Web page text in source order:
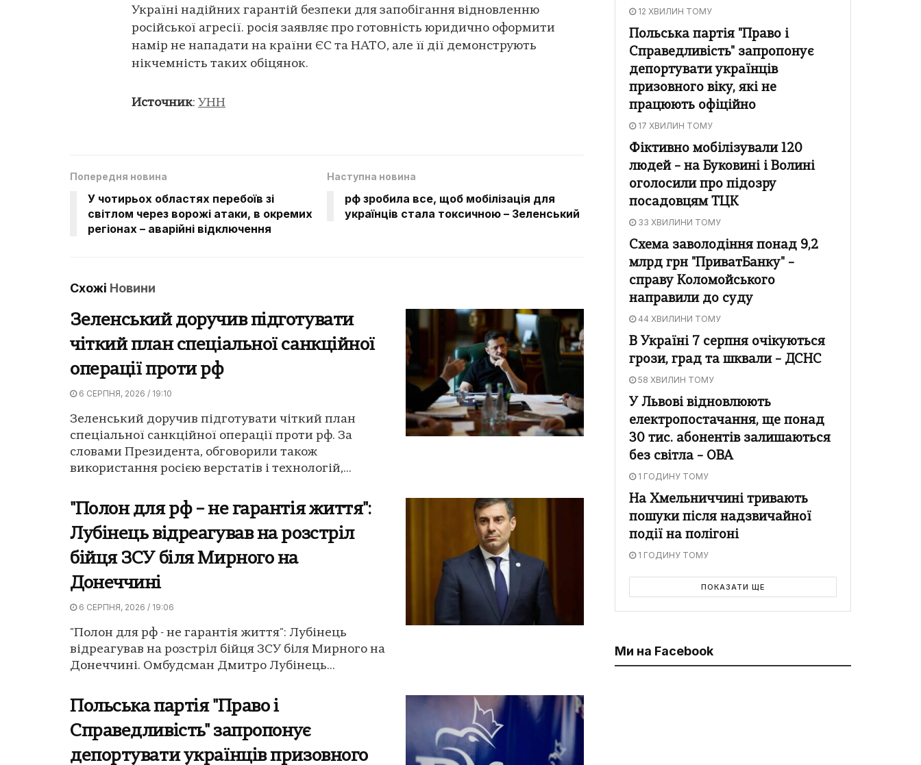
Україні надійних гарантій безпеки для запобігання відновленню
російської агресії. росія заявляє про готовність юридично оформити
намір не нападати на країни ЄС та НАТО, але її дії демонструють
нікчемність таких обіцянок.
Источник: УНН
Попередня новина
У чотирьох областях перебоїв зі
світлом через ворожі атаки, в окремих
регіонах – аварійні відключення
Наступна новина
рф зробила все, щоб мобілізація для
українців стала токсичною – Зеленський
Схожі Новини
Зеленський доручив підготувати
чіткий план спеціальної санкційної
операції проти рф
6 СЕРПНЯ, 2026 / 19:10
Зеленський доручив підготувати чіткий план
спеціальної санкційної операції проти рф. За
словами Президента, обговорили також
використання росією верстатів і технологій,...
"Полон для рф – не гарантія життя":
Лубінець відреагував на розстріл
бійця ЗСУ біля Мирного на
Донеччині
6 СЕРПНЯ, 2026 / 19:06
"Полон для рф - не гарантія життя": Лубінець
відреагував на розстріл бійця ЗСУ біля Мирного на
Донеччині. Омбудсман Дмитро Лубінець...
Польська партія "Право і
Справедливість" запропонує
депортувати українців призовного
12 ХВИЛИН ТОМУ
Польська партія "Право і
Справедливість" запропонує
депортувати українців
призовного віку, які не
працюють офіційно
17 ХВИЛИН ТОМУ
Фіктивно мобілізували 120
людей – на Буковині і Волині
оголосили про підозру
посадовцям ТЦК
33 ХВИЛИНИ ТОМУ
Схема заволодіння понад 9,2
млрд грн "ПриватБанку" –
справу Коломойського
направили до суду
44 ХВИЛИНИ ТОМУ
В Україні 7 серпня очікуються
грози, град та шквали – ДСНС
58 ХВИЛИН ТОМУ
У Львові відновлюють
електропостачання, ще понад
30 тис. абонентів залишаються
без світла – ОВА
1 ГОДИНУ ТОМУ
На Хмельниччині тривають
пошуки після надзвичайної
події на полігоні
1 ГОДИНУ ТОМУ
ПОКАЗАТИ ЩЕ
Ми на Facebook